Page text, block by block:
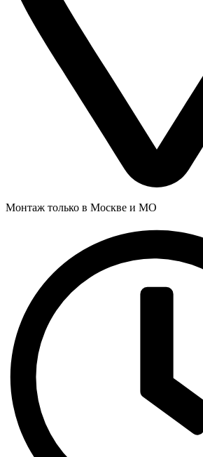
Монтаж только в Москве и МО